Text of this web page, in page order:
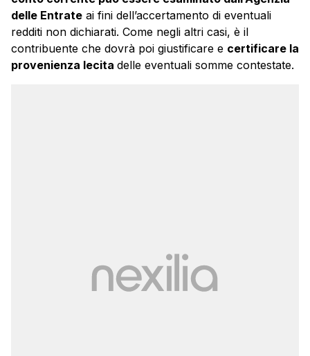
delle Entrate ai fini dell’accertamento di eventuali
redditi non dichiarati. Come negli altri casi, è il
contribuente che dovrà poi giustificare e certificare la
provenienza lecita delle eventuali somme contestate.